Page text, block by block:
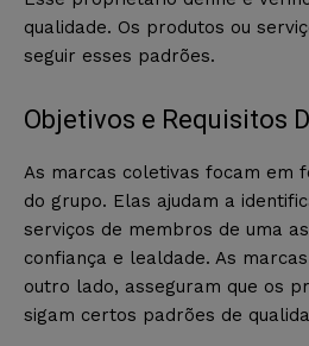
qualidade. Os produtos ou
seguir esses padrões.
Objetivos e Requisitos
As marcas coletivas focam em
do grupo. Elas ajudam a
serviços de membros de uma
confiança e lealdade. As
outro lado, asseguram que os
sigam certos padrões de